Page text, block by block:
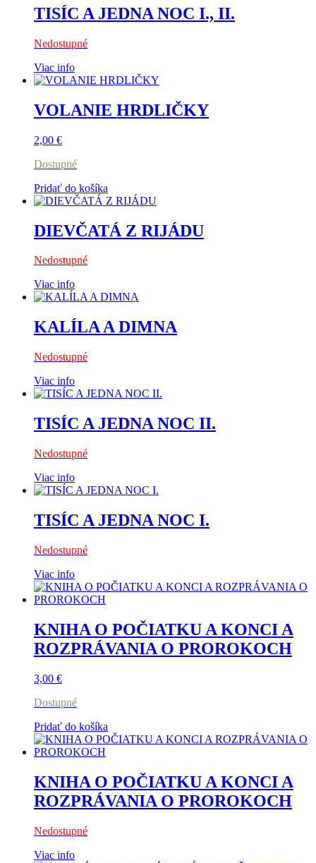
TISÍC A JEDNA NOC I., II.
Nedostupné
Viac info
VOLANIE HRDLIČKY
2,00 €
Dostupné
Pridať do košíka
DIEVČATÁ Z RIJÁDU
Nedostupné
Viac info
KALÍLA A DIMNA
Nedostupné
Viac info
TISÍC A JEDNA NOC II.
Nedostupné
Viac info
TISÍC A JEDNA NOC I.
Nedostupné
Viac info
KNIHA O POČIATKU A KONCI A
ROZPRÁVANIA O PROROKOCH
3,00 €
Dostupné
Pridať do košíka
KNIHA O POČIATKU A KONCI A
ROZPRÁVANIA O PROROKOCH
Nedostupné
Viac info